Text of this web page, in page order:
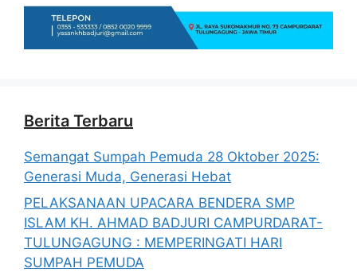
Berita Terbaru
Semangat Sumpah Pemuda 28 Oktober 2025:
Generasi Muda, Generasi Hebat
PELAKSANAAN UPACARA BENDERA SMP
ISLAM KH. AHMAD BADJURI CAMPURDARAT-
TULUNGAGUNG : MEMPERINGATI HARI
SUMPAH PEMUDA